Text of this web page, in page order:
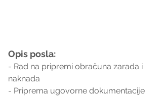
Opis posla:
- Rad na pripremi obračuna zarada i
naknada
- Priprema ugovorne dokumentacije